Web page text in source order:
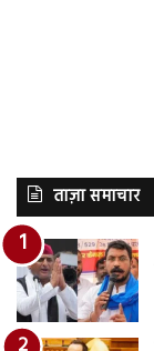
ताज़ा समाचार